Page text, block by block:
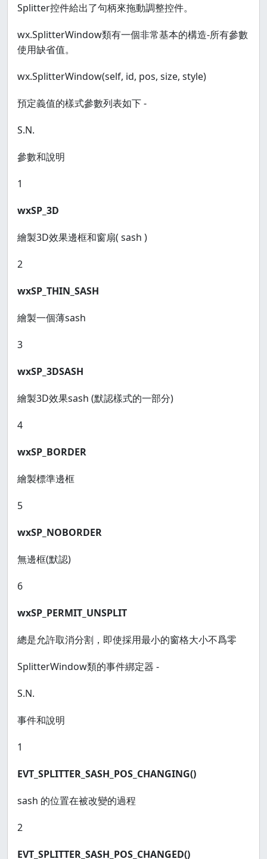
Splitter控件給出了句柄來拖動調整控件。
wx.SplitterWindow類有一個非常基本的構造-所有參數
使用缺省值。
wx.SplitterWindow(self, id, pos, size, style)
預定義值的樣式參數列表如下 -
S.N.
參數和說明
1
wxSP_3D
繪製3D效果邊框和窗扇( sash )
2
wxSP_THIN_SASH
繪製一個薄sash
3
wxSP_3DSASH
繪製3D效果sash (默認樣式的一部分)
4
wxSP_BORDER
繪製標準邊框
5
wxSP_NOBORDER
無邊框(默認)
6
wxSP_PERMIT_UNSPLIT
總是允許取消分割，即使採用最小的窗格大小不爲零
SplitterWindow類的事件綁定器 -
S.N.
事件和說明
1
EVT_SPLITTER_SASH_POS_CHANGING()
sash 的位置在被改變的過程
2
EVT_SPLITTER_SASH_POS_CHANGED()